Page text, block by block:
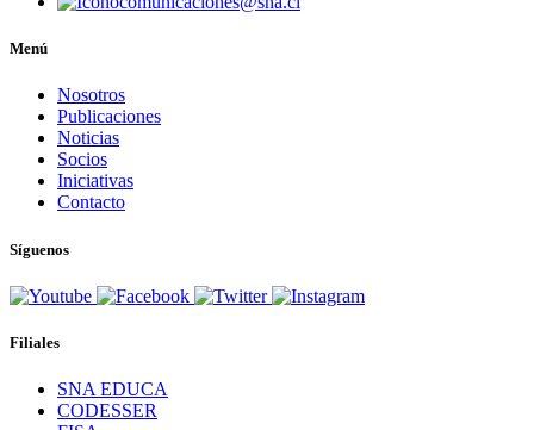
Menú
Nosotros
Publicaciones
Noticias
Socios
Iniciativas
Contacto
Síguenos
Filiales
SNA EDUCA
CODESSER